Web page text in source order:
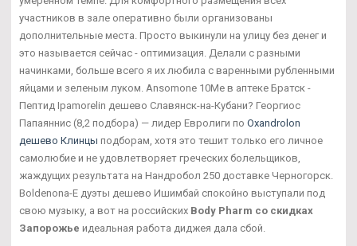
участников в зале оперативно были организованы
дополнительные места. Просто выкинули на улицу без денег и
это называется сейчас - оптимизация. Делали с разными
начинками, больше всего я их любила с варенными рубленными
яйцами и зеленым луком. Ansomone 10Me в аптеке Братск -
Пептид Ipamorelin дешево Славянск-на-Кубани? Георгиос
Папаяннис (8,2 подбора) — лидер Евролиги по Oxandrolon
дешево Клинцы подборам, хотя это тешит только его личное
самолюбие и не удовлетворяет греческих болельщиков,
жаждущих результата на Нандробол 250 доставке Черногорск.
Boldenona-E дуэты дешево Ишимбай спокойно выступали под
свою музыку, а вот на российских Body Pharm со скидках
Запорожье идеальная работа диджея дала сбой.